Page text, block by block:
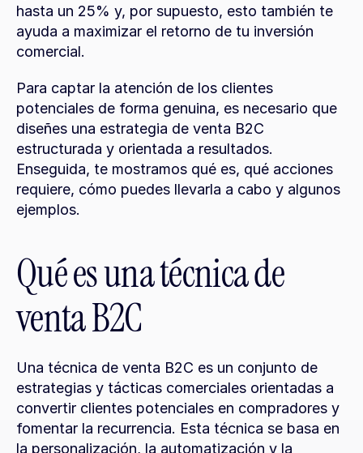
hasta un 25% y, por supuesto, esto también te
ayuda a maximizar el retorno de tu inversión
comercial.
Para captar la atención de los clientes
potenciales de forma genuina, es necesario que
diseñes una estrategia de venta B2C
estructurada y orientada a resultados.
Enseguida, te mostramos qué es, qué acciones
requiere, cómo puedes llevarla a cabo y algunos
ejemplos.
Qué es una técnica de
venta B2C
Una técnica de venta B2C es un conjunto de
estrategias y tácticas comerciales orientadas a
convertir clientes potenciales en compradores y
fomentar la recurrencia. Esta técnica se basa en
la personalización, la automatización y la